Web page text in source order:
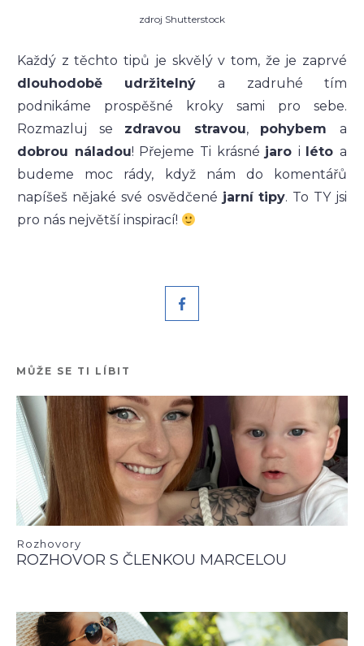
zdroj Shutterstock
Každý z těchto tipů je skvělý v tom, že je zaprvé
dlouhodobě
udržitelný a zadruhé tím
podnikáme prospěšné kroky sami pro sebe.
Rozmazluj se zdravou stravou, pohybema
dobrou náladou! Přejeme Ti krásné jaro i léto a
budeme moc rády, když nám do komentářů
napíšeš nějaké své osvědčené jarní tipy. To TY jsi
pro nás největší inspirací!
MŮŽE SE TI LÍBIT
Rozhovory
ROZHOVOR S ČLENKOU MARCELOU